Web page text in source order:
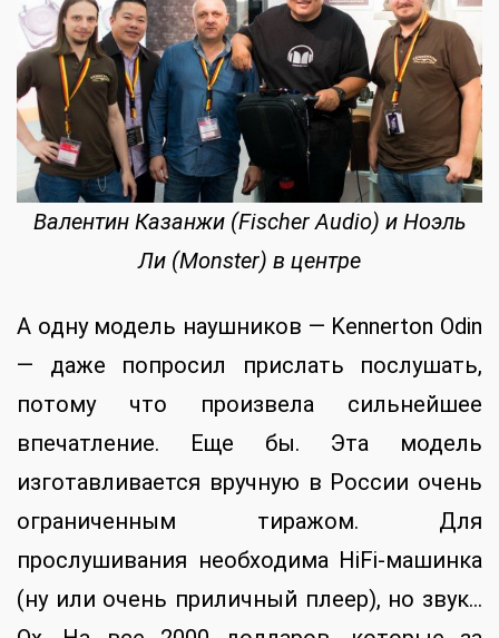
Валентин Казанжи (Fischer Audio) и Ноэль
Ли (Monster) в центре
А одну модель наушников — Kennerton Odin
— даже попросил прислать послушать,
потому что произвела сильнейшее
впечатление. Еще бы. Эта модель
изготавливается вручную в России очень
ограниченным тиражом. Для
прослушивания необходима HiFi-машинка
(ну или очень приличный плеер), но звук…